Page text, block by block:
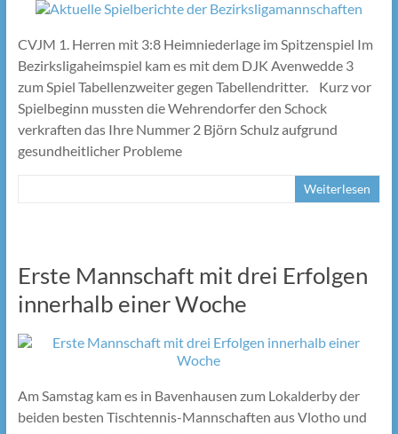
CVJM 1. Herren mit 3:8 Heimniederlage im Spitzenspiel Im
Bezirksligaheimspiel kam es mit dem DJK Avenwedde 3
zum Spiel Tabellenzweiter gegen Tabellendritter. Kurz vor
Spielbeginn mussten die Wehrendorfer den Schock
verkraften das Ihre Nummer 2 Björn Schulz aufgrund
gesundheitlicher Probleme
Weiterlesen
Erste Mannschaft mit drei Erfolgen
innerhalb einer Woche
Am Samstag kam es in Bavenhausen zum Lokalderby der
beiden besten Tischtennis-Mannschaften aus Vlotho und